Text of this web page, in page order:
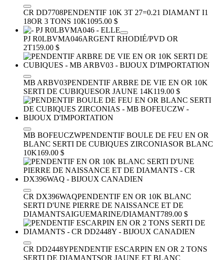
CR DD7708PENDENTIF 10K 3T 27=0.21 DIAMANT I1
18OR 3 TONS 10K1095.00 $
PJ R0LBVMA046ARGENT RHODIÉ/PVD OR
2T159.00 $
MB ARBV03PENDENTIF ARBRE DE VIE EN OR 10K
SERTI DE CUBIQUESOR JAUNE 14K119.00 $
MB BOFEUCZWPENDENTIF BOULE DE FEU EN OR
BLANC SERTI DE CUBIQUES ZIRCONIASOR BLANC
10K169.00 $
CR DX396WAQPENDENTIF EN OR 10K BLANC
SERTI D'UNE PIERRE DE NAISSANCE ET DE
DIAMANTSAIGUEMARINE/DIAMANT789.00 $
CR DD2448YPENDENTIF ESCARPIN EN OR 2 TONS
SERTI DE DIAMANTSOR JAUNE ET BLANC